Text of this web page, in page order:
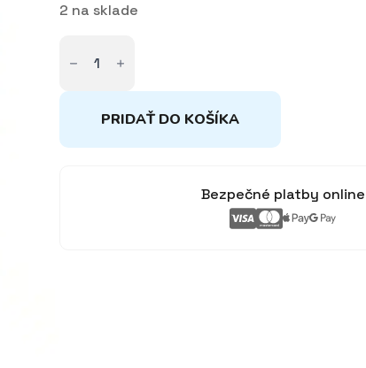
2 na sklade
Balančná
hra
PRIDAŤ DO KOŠÍKA
Bezpečné platby online